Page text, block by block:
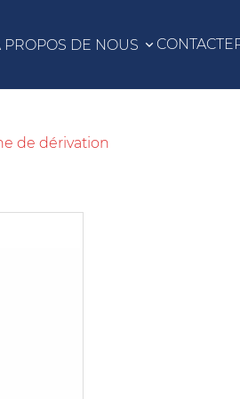
PROPOS DE NOUS
de dérivation